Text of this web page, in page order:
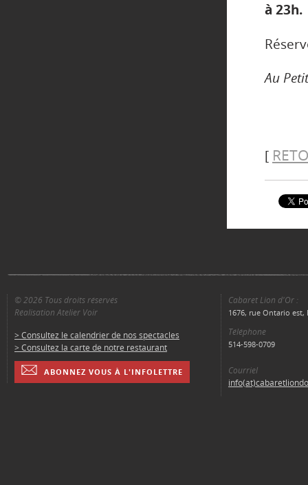
à 23h.
Au
[
© 2026 Tous droits réservés
Réalisation Atelier Voir
> Consultez le calendrier de nos spectacles
> Consultez la carte de notre restaurant
ABONNEZ VOUS À L'INFOLETTRE
Cabaret Lion d'Or :
1676, rue Ontario est,
Téléphone
514-598-0709
Courriel